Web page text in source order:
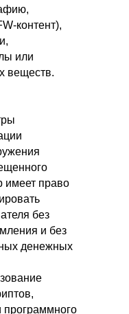
контент),
или
веществ.
имеет право
без
и без
денежных
программного